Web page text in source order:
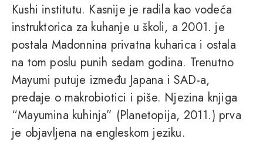
Kushi institutu. Kasnije je radila kao vodeća
instruktorica za kuhanje u školi, a 2001. je
postala Madonnina privatna kuharica i ostala
na tom poslu punih sedam godina. Trenutno
Mayumi putuje između Japana i SAD-a,
predaje o makrobiotici i piše. Njezina knjiga
“Mayumina kuhinja” (Planetopija, 2011.) prva
je objavljena na engleskom jeziku.